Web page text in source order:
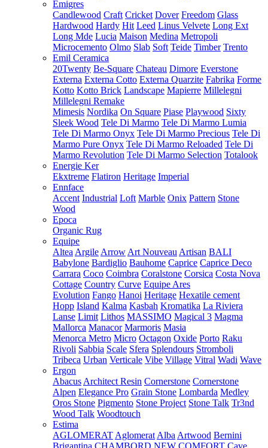
Emigres
Candlewood Craft Cricket Dover Freedom Glass
Hardwood Hardy Hit Leed Linus Velvete Long Ext
Long Mde Lucia Maison Medina Metropoli
Microcemento Olmo Slab Soft Teide Timber Trento
Emil Ceramica
20Twenty Be-Square Chateau Dimore Everstone
Externa Externa Cotto Externa Quarzite Fabrika Forme
Kotto Kotto Brick Landscape Mapierre Millelegni
Millelegni Remake
Mimesis Nordika On Square Piase Playwood Sixty
Sleek Wood Tele Di Marmo Tele Di Marmo Lumia
Tele Di Marmo Onyx Tele Di Marmo Precious Tele Di
Marmo Pure Onyx Tele Di Marmo Reloaded Tele Di
Marmo Revolution Tele Di Marmo Selection Totalook
Energie Ker
Ekxtreme Flatiron Heritage Imperial
Ennface
Accent Industrial Loft Marble Onix Pattern Stone
Wood
Epoca
Organic Rug
Equipe
Altea Argile Arrow Art Nouveau Artisan BALI
Babylone Bardiglio Bauhome Caprice Caprice Deco
Carrara Coco Coimbra Coralstone Corsica Costa Nova
Cottage Country Curve Equipe Ares
Evolution Fango Hanoi Heritage Hexatile cement
Hopp Island Kalma Kasbah Kromatika La Riviera
Lanse Limit Lithos MASSIMO Magical 3 Magma
Mallorca Manacor Marmoris Masia
Menorca Metro Micro Octagon Oxide Porto Raku
Rivoli Sabbia Scale Sfera Splendours Stromboli
Tribeca Urban Verticale Vibe Village Vitral Wadi Wave
Ergon
Abacus Architect Resin Cornerstone Cornerstone
Alpen Elegance Pro Grain Stone Lombarda Medley
Oros Stone Pigmento Stone Project Stone Talk Tr3nd
Wood Talk Woodtouch
Estima
AGLOMERAT Aglomerat Alba Artwood Bernini